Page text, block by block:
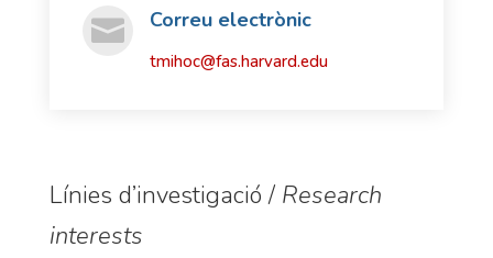
 Correu electrònic
tmihoc@fas.harvard.edu
Línies d’investigació / Research
interests